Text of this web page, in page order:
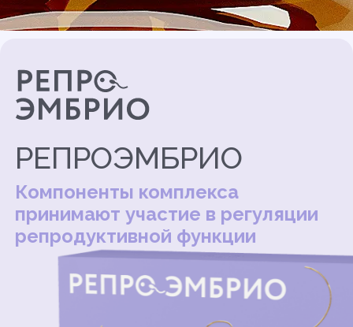
РЕПРОЭМБРИО
Компоненты комплекса
принимают участие в регуляции
репродуктивной функции